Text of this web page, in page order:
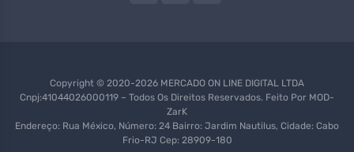
Copyright © 2020-2026 MERCADO ON LINE DIGITAL LTDA
Cnpj:41044026000119 – Todos Os Direitos Reservados. Feito Por MOD-
ZarK
Endereço: Rua México, Número: 24 Bairro: Jardim Nautilus, Cidade: Cabo
Frio-RJ Cep: 28909-180